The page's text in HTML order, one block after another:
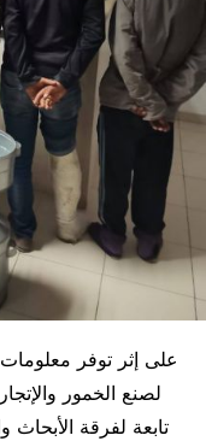
على إثر توفر
تابعة لفرقة